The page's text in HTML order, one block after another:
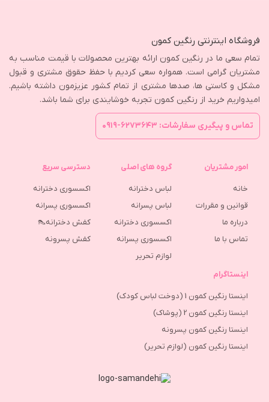
فروشگاه اینترنتی رنگین کمون
تمام سعی ما در رنگین کمون ارائه بهترین محصولات با قیمت مناسب به
مشتریان گرامی است. همواره سعی کردیم با حفظ حقوق مشتری و قبول
مشکل و کاستی ها، صدها مشتری از تمام کشور عزیزمون داشته باشیم.
امیدواریم خرید از رنگین کمون تجربه خوشایندی برای شما باشد.
تماس و پیگیری سفارشات: ۶۲۷۳۶۴۳-۰۹۱۹
امور مشتریان
خانه
قوانین و مقررات
درباره ما
تماس با ما
گروه های اصلی
لباس دخترانه
لباس پسرانه
اکسسوری دخترانه
اکسسوری پسرانه
لوازم تحریر
دسترسی سریع
اکسسوری دخترانه
اکسسوری پسرانه
کفش دخترانه👠
كفش پسرونه
اینستاگرام
اینستا رنگین کمون 1 (دوخت لباس کودک)
اینستا رنگین کمون 2 (پوشاک)
اینستا رنگین کمون پسرونه
اینستا رنگین کمون (لوازم تحریر)